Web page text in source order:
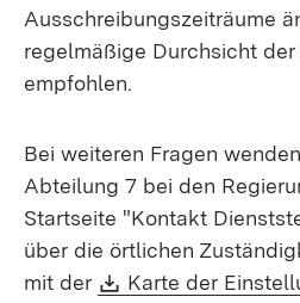
Ausschreibungszeiträume
regelmäßige Durchsicht
empfohlen.
Bei weiteren Fragen
Abteilung 7 bei den
Startseite "Kontakt
über die örtlichen
mit der
Download:
Karte der